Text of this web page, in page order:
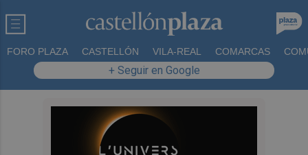
FORO PLAZA CASTELLÓN VILA-REAL COMARCAS
+ Seguir en Google